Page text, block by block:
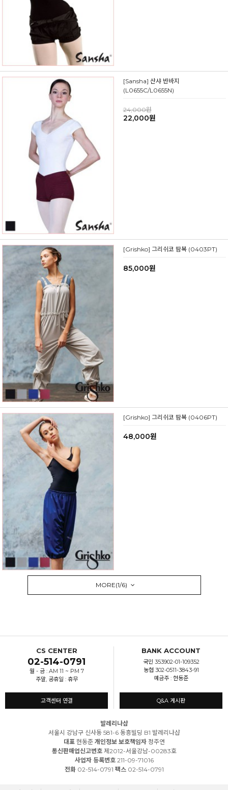
[Sansha] 산샤 반바지
(L0655C/L0655N)
24,000원
22,000원
[Grishko] 그리쉬코 땀복 (0403PT)
85,000원
[Grishko] 그리쉬코 땀복 (0406PT)
48,000원
MORE(1/6)
CS CENTER
02-514-0791
월 - 금 : AM 11 ~ PM 7
주말, 공휴일 : 휴무
고객센터 연결
BANK ACCOUNT
국민 353902-01-109352
농협 302-0511-3843-91
예금주 : 현동준
Q&A 게시판
발레리나샵
서울시 강남구 신사동 581-6 동흥빌딩 B1 발레리나샵
대표현동준 개인정보 보호책임자정주연
통신판매업신고번호제2012-서울강남-00283호
사업자 등록번호211-09-71016
전화02-514-0791 팩스02-514-0791